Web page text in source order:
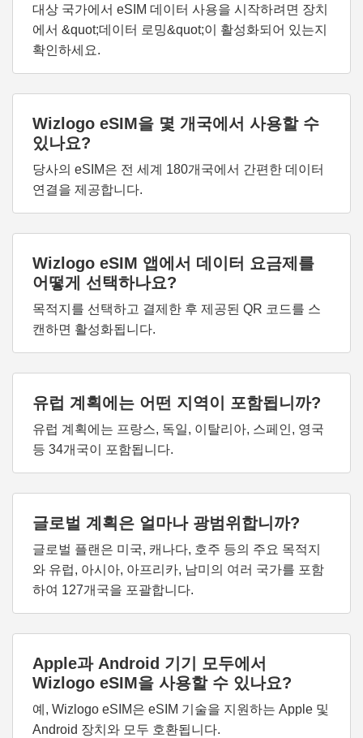
대상 국가에서 eSIM 데이터 사용을 시작하려면 장치
에서 &quot;데이터 로밍&quot;이 활성화되어 있는지
확인하세요.
Wizlogo eSIM을 몇 개국에서 사용할 수
있나요?
당사의 eSIM은 전 세계 180개국에서 간편한 데이터
연결을 제공합니다.
Wizlogo eSIM 앱에서 데이터 요금제를
어떻게 선택하나요?
목적지를 선택하고 결제한 후 제공된 QR 코드를 스
캔하면 활성화됩니다.
유럽 계획에는 어떤 지역이 포함됩니까?
유럽 계획에는 프랑스, 독일, 이탈리아, 스페인, 영국
등 34개국이 포함됩니다.
글로벌 계획은 얼마나 광범위합니까?
글로벌 플랜은 미국, 캐나다, 호주 등의 주요 목적지
와 유럽, 아시아, 아프리카, 남미의 여러 국가를 포함
하여 127개국을 포괄합니다.
Apple과 Android 기기 모두에서
Wizlogo eSIM을 사용할 수 있나요?
예, Wizlogo eSIM은 eSIM 기술을 지원하는 Apple 및
Android 장치와 모두 호환됩니다.